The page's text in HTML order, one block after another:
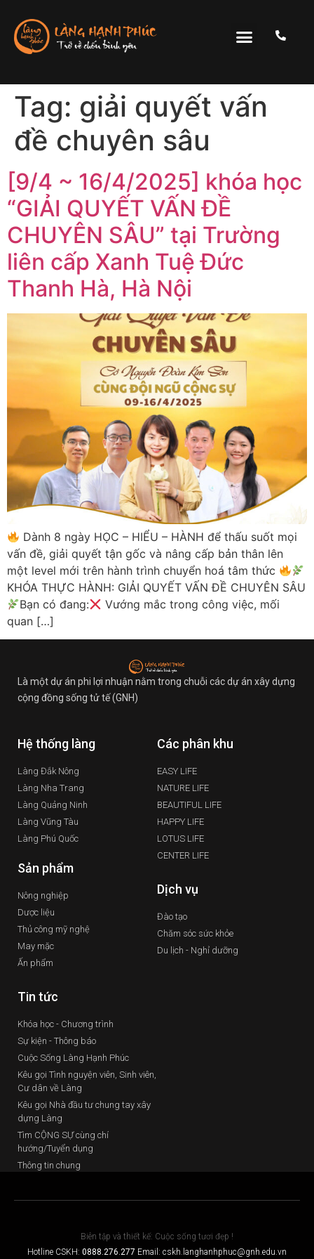
Tag: giải quyết vấn
đề chuyên sâu
[9/4 ~ 16/4/2025] khóa học
“GIẢI QUYẾT VẤN ĐỀ
CHUYÊN SÂU” tại Trường
liên cấp Xanh Tuệ Đức
Thanh Hà, Hà Nội
Dành 8 ngày HỌC – HIỂU – HÀNH để thấu suốt mọi
vấn đề, giải quyết tận gốc và nâng cấp bản thân lên
một level mới trên hành trình chuyển hoá tâm thức
KHÓA THỰC HÀNH: GIẢI QUYẾT VẤN ĐỀ CHUYÊN SÂU
Bạn có đang:
Vướng mắc trong công việc, mối
quan […]
Là một dự án phi lợi nhuận nằm trong chuỗi các dự án xây dựng
cộng đồng sống tử tế (GNH)
Hệ thống làng
Làng Đắk Nông
Làng Nha Trang
Làng Quảng Ninh
Làng Vũng Tàu
Làng Phú Quốc
Các phân khu
EASY LIFE
NATURE LIFE
BEAUTIFUL LIFE
HAPPY LIFE
LOTUS LIFE
CENTER LIFE
Sản phẩm
Nông nghiệp
Dược liệu
Thủ công mỹ nghệ
May mặc
Ấn phẩm
Dịch vụ
Đào tạo
Chăm sóc sức khỏe
Du lịch - Nghỉ dưỡng
Tin tức
Khóa học - Chương trình
Sự kiện - Thông báo
Cuộc Sống Làng Hạnh Phúc
Kêu gọi Tình nguyện viên, Sinh viên,
Cư dân về Làng
Kêu gọi Nhà đầu tư chung tay xây
dựng Làng
Tìm CỘNG SỰ cùng chí
hướng/Tuyển dụng
Thông tin chung
Biên tập và thiết kế: Cuộc sống tươi đẹp !
Hotline CSKH: 0888.276.277 Email: cskh.langhanhphuc@gnh.edu.vn